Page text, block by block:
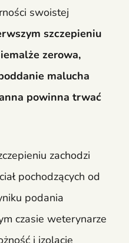
swoistej
szczepieniu
zerowa,
malucha
powinna trwać
zachodzi
pochodzących od
podania
czasie weterynarze
i izolację